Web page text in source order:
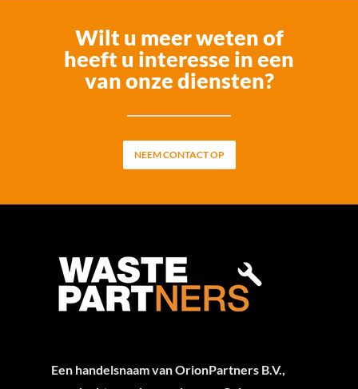
Wilt u meer weten of
heeft u interesse in een
van onze diensten?
NEEM CONTACT OP
Een handelsnaam van OrionPartners B.V.,